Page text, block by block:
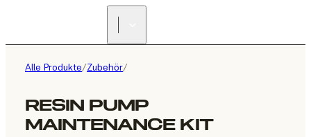
Alle Produkte/Zubehör/
RESIN PUMP
MAINTENANCE KIT